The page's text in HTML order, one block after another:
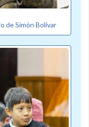
de Simón Bolívar